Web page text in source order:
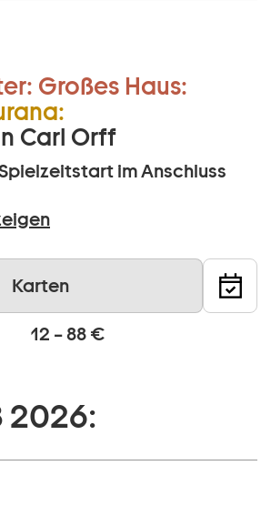
Großes Haus:
Carl Orff
im Anschluss
Karten
12 – 88 €
2026: